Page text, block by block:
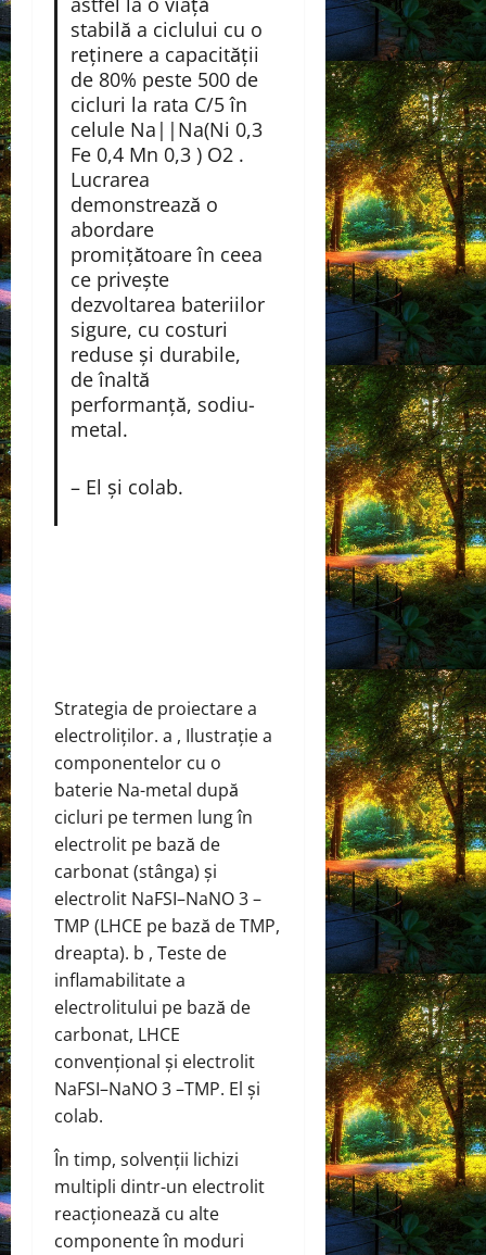
stabilă a ciclului cu o
reținere a capacității
de 80% peste 500 de
cicluri la rata C/5 în
celule Na||Na(Ni 0,3
Fe 0,4 Mn 0,3 ) O2 .
Lucrarea
demonstrează o
abordare
promițătoare în ceea
ce privește
dezvoltarea bateriilor
sigure, cu costuri
reduse și durabile,
de înaltă
performanță, sodiu-
metal.
– El și colab.
Strategia de proiectare a
electroliților. a , Ilustrație a
componentelor cu o
baterie Na-metal după
cicluri pe termen lung în
electrolit pe bază de
carbonat (stânga) și
electrolit NaFSI–NaNO 3 –
TMP (LHCE pe bază de TMP,
dreapta). b , Teste de
inflamabilitate a
electrolitului pe bază de
carbonat, LHCE
convențional și electrolit
NaFSI–NaNO 3 –TMP. El și
colab.
În timp, solvenții lichizi
multipli dintr-un electrolit
reacționează cu alte
componente în moduri